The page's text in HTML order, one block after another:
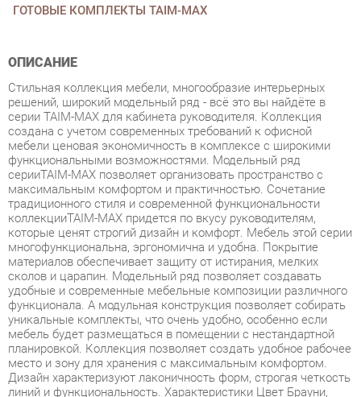
ОПИСАНИЕ
решений, широкий модельный ряд - всё это вы найдёте в
серии TAIM-MAX для кабинета руководителя. Коллекция
создана с учетом современных требований к офисной
мебели ценовая экономичность в комплексе с широкими
функциональными возможностями. Модельный ряд
серииTAIM-MAX позволяет организовать пространство с
максимальным комфортом и практичностью. Сочетание
традиционного стиля и современной функциональности
коллекцииTAIM-MAX придется по вкусу руководителям,
которые ценят строгий дизайн и комфорт. Мебель этой серии
многофункциональна, эргономична и удобна. Покрытие
материалов обеспечивает защиту от истирания, мелких
сколов и царапин. Модельный ряд позволяет создавать
удобные и современные мебельные композиции различного
функционала. А модульная конструкция позволяет собирать
уникальные комплекты, что очень удобно, особенно если
мебель будет размещаться в помещении с нестандартной
планировкой. Коллекция позволяет создать удобное рабочее
место и зону для хранения с максимальным комфортом.
Дизайн характеризуют лаконичность форм, строгая четкость
линий и функциональность. Характеристики Цвет Брауни,
Шамони светлый, Венге Материал ЛДСП 38мм, 16мм
Толщина ЛДСП столешниц 38мм Толщина ЛДСП каркасов
столов, топов шкафов и топов тумб 38мм Толщина ЛДСП
каркасов тумб и шкафов 16мм Фурнитура Элитная